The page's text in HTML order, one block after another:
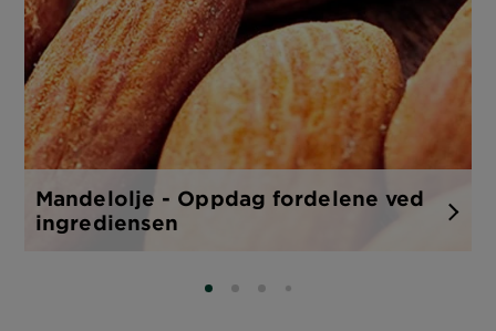
Mandelolje - Oppdag fordelene ved
ingrediensen
SLIDE 0
SLIDE 1
SLIDE 2
SLIDE 3